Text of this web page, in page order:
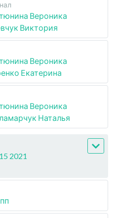
Вероника
Виктория
Вероника
Екатерина
Вероника
Наталья
2021